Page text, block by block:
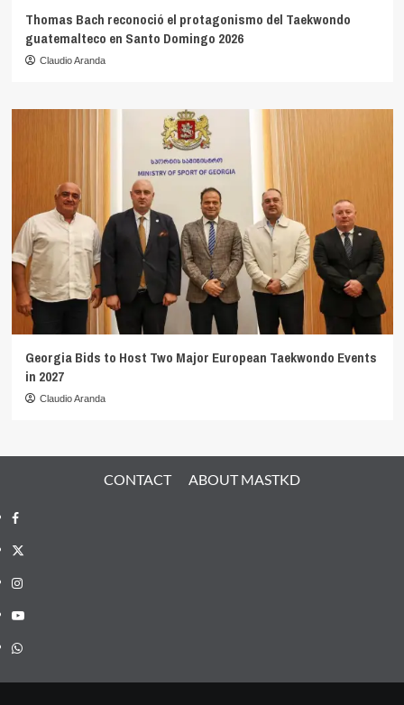
Thomas Bach reconoció el protagonismo del Taekwondo
guatemalteco en Santo Domingo 2026
Claudio Aranda
Georgia Bids to Host Two Major European Taekwondo Events
in 2027
Claudio Aranda
CONTACT ABOUT MASTKD
Facebook
X
Instagram
YouTube
Whatsapp